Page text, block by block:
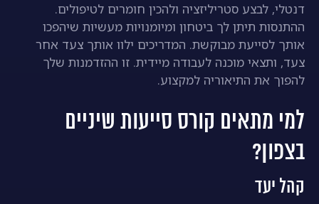
דנטלי, לבצע סטריליזציה ולהכין חומרים לטיפולים.
ההתנסות תיתן לך ביטחון ומיומנויות מעשיות שיהפכו
אותך לסייעת מבוקשת. המדריכים ילוו אותך צעד אחר
צעד, ותצאי מוכנה לעבודה מיידית. זו ההזדמנות שלך
להפוך את התיאוריה למקצוע.
למי מתאים קורס סייעות שיניים
בצפון?
קהל יעד